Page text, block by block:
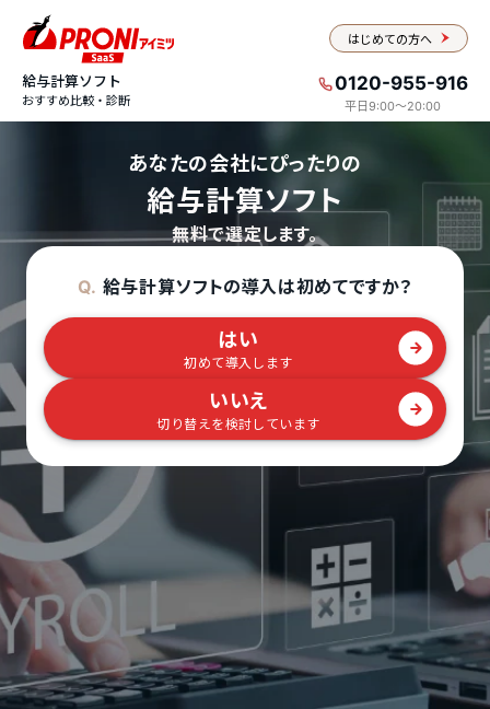
はじめての方へ
給与計算ソフト
おすすめ比較・診断
0120-955-916
平日9:00〜20:00
あなたの会社にぴったりの
給与計算ソフト
無料で選定します。
Q. 給与計算ソフトの導入は初めてですか？
はい
初めて導入します
いいえ
切り替えを検討しています